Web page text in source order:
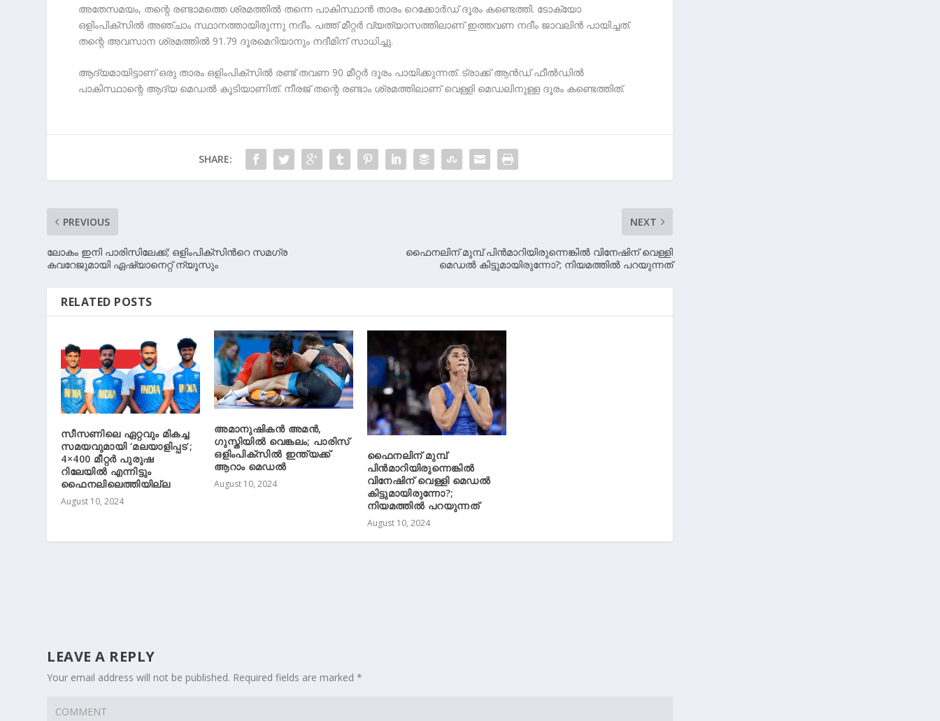
അതേസമയം, തന്റെ രണ്ടാമത്തെ ശ്രമത്തില്‍ തന്നെ പാകിസ്ഥാന്‍ താരം റെക്കോര്‍ഡ് ദൂരം കണ്ടെത്തി. ടോക്യോ
ഒളിംപിക്‌സില്‍ അഞ്ചാം സ്ഥാനത്തായിരുന്നു നദീം. പത്ത് മീറ്റര്‍ വ്യത്യാസത്തിലാണ് ഇത്തവണ നദീം ജാവലിന്‍ പായിച്ചത്.
തന്റെ അവസാന ശ്രമത്തില്‍ 91.79 ദൂരമെറിയാനും നദീമിന് സാധിച്ചു.
ആദ്യമായിട്ടാണ് ഒരു താരം ഒളിംപിക്‌സില്‍ രണ്ട് തവണ 90 മീറ്റര്‍ ദൂരം പായിക്കുന്നത്. ട്രാക്ക് ആന്‍ഡ് ഫീല്‍ഡില്‍
പാകിസ്ഥാന്റെ ആദ്യ മെഡല്‍ കൂടിയാണിത്. നീരജ് തന്റെ രണ്ടാം ശ്രമത്തിലാണ് വെള്ളി മെഡലിനുള്ള ദൂരം കണ്ടെത്തിത്.
SHARE:
PREVIOUS
ലോകം ഇനി പാരിസിലേക്ക്; ഒളിംപിക്സിന്‍റെ സമഗ്ര
കവറേജുമായി ഏഷ്യാനെറ്റ് ന്യൂസും
NEXT
ഫൈനലിന് മുമ്പ് പിന്‍മാറിയിരുന്നെങ്കിൽ വിനേഷിന് വെള്ളി
മെഡൽ കിട്ടുമായിരുന്നോ?; നിയമത്തിൽ പറയുന്നത്
RELATED POSTS
സീസണിലെ ഏറ്റവും മികച്ച
സമയവുമായി ‘മലയാളിപ്പട’;
4×400 മീറ്റര്‍ പുരുഷ
റിലേയില്‍ എന്നിട്ടും
ഫൈനലിലെത്തിയില്ല
August 10, 2024
അമാനുഷികന്‍ അമന്‍,
ഗുസ്തിയില്‍ വെങ്കലം; പാരിസ്
ഒളിംപിക്സില്‍ ഇന്ത്യക്ക്
ആറാം മെഡല്‍
August 10, 2024
ഫൈനലിന് മുമ്പ്
പിന്‍മാറിയിരുന്നെങ്കിൽ
വിനേഷിന് വെള്ളി മെഡൽ
കിട്ടുമായിരുന്നോ?;
നിയമത്തിൽ പറയുന്നത്
August 10, 2024
LEAVE A REPLY
Your email address will not be published. Required fields are marked*